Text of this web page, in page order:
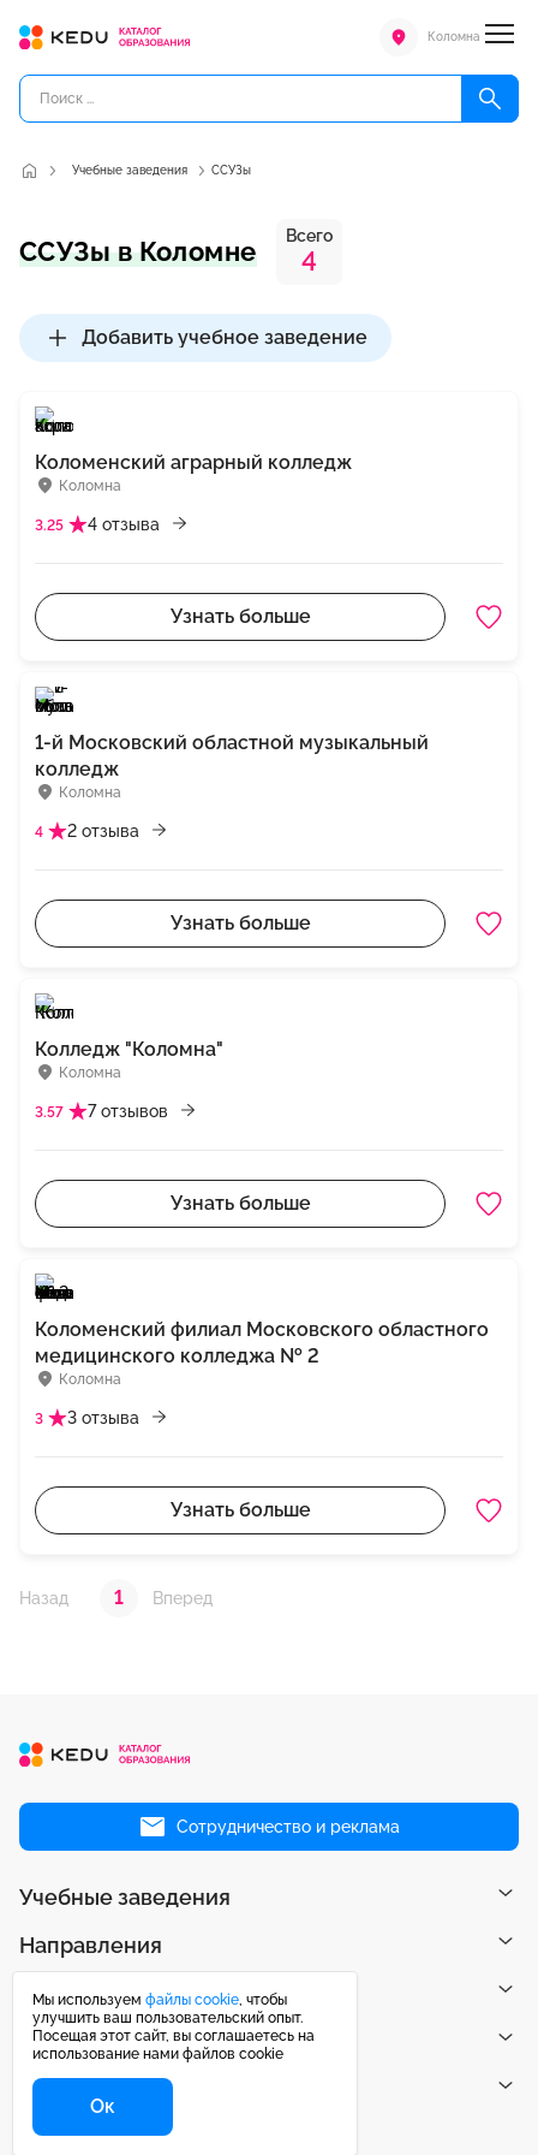
Коломна
Учебные заведения ССУЗы
ССУЗы в Коломне Всего
4
Добавить учебное заведение
Коломна
Коломенский аграрный колледж
3.25 4 отзыва
Узнать больше
Коломна
1-й Московский областной музыкальный
колледж
4 2 отзыва
Узнать больше
Коломна
Колледж "Коломна"
3.57 7 отзывов
Узнать больше
Коломна
Коломенский филиал Московского областного
медицинского колледжа № 2
3 3 отзыва
Узнать больше
Назад 1 Вперед
Сотрудничество и реклама
Учебные заведения
Направления
Рейтинги
Публикации
Центр поддержки
Мы используем файлы cookie, чтобы
улучшить ваш пользовательский опыт.
Посещая этот сайт, вы соглашаетесь на
использование нами файлов cookie
Ок